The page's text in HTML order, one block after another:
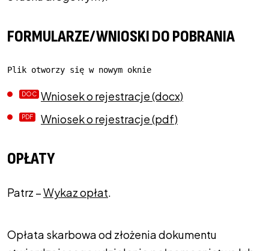
FORMULARZE/WNIOSKI DO POBRANIA
Plik otworzy się w nowym oknie
Wniosek o rejestracje (docx)
Wniosek o rejestracje (pdf)
OPŁATY
Patrz –Wykaz opłat.
Opłata skarbowa od złożenia dokumentu